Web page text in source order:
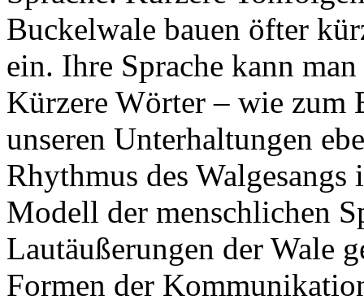
Buckelwale bauen öfter
ein. Ihre Sprache kann
Kürzere Wörter – wie zum
unseren Unterhaltungen
Rhythmus des
Modell der menschlichen
Lautäußerungen der Wale
Formen der